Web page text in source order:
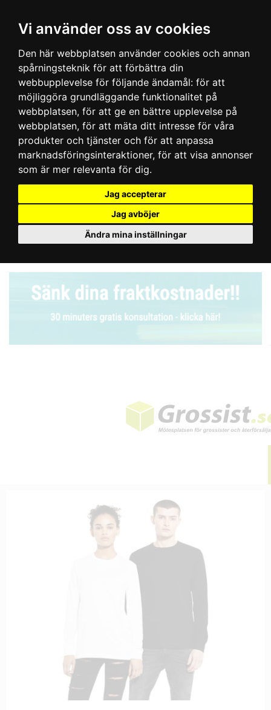
Vi använder oss av cookies
Den här webbplatsen använder cookies och annan
spårningsteknik för att förbättra din
webbupplevelse för följande ändamål: för att
möjliggöra grundläggande funktionalitet på
webbplatsen, för att ge en bättre upplevelse på
webbplatsen, för att mäta ditt intresse för våra
produkter och tjänster och för att anpassa
marknadsföringsinteraktioner, för att visa annonser
som är mer relevanta för dig.
Jag accepterar
Jag avböjer
Ändra mina inställningar